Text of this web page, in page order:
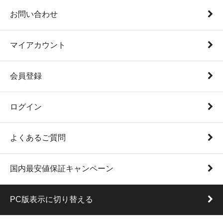
お問い合わせ
マイアカウント
会員登録
ログイン
よくあるご質問
国内最安値保証キャンペーン
PC版表示に切り替える